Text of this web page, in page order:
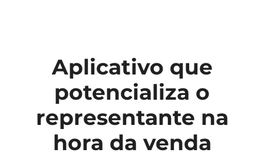
Aplicativo que
potencializa o
representante na
hora da venda